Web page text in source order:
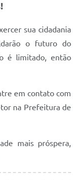
sua cidadania
o futuro do
é limitado, então
em contato com
na Prefeitura de
mais próspera,